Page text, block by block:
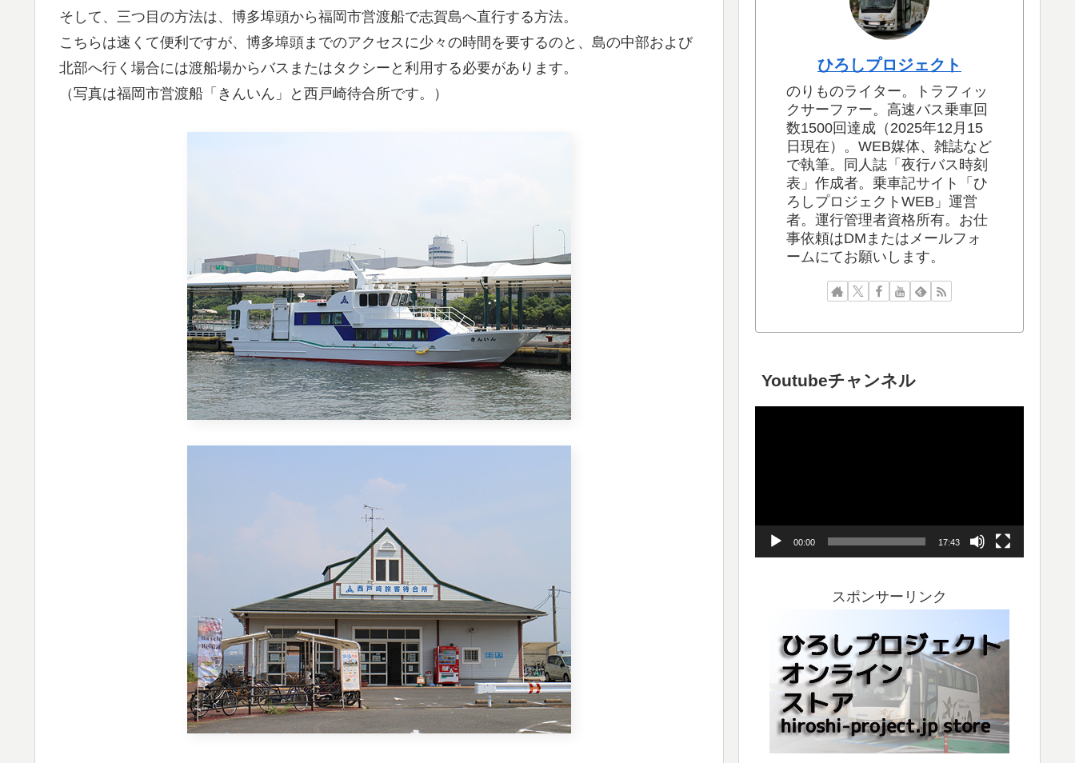
そして、三つ目の方法は、博多埠頭から福岡市営渡船で志賀島へ直行する方法。
こちらは速くて便利ですが、博多埠頭までのアクセスに少々の時間を要するのと、島の中部および
北部へ行く場合には渡船場からバスまたはタクシーと利用する必要があります。
（写真は福岡市営渡船「きんいん」と西戸崎待合所です。）
ひろしプロジェクト
のりものライター。トラフィッ
クサーファー。高速バス乗車回
数1500回達成（2025年12月15
日現在）。WEB媒体、雑誌など
で執筆。同人誌「夜行バス時刻
表」作成者。乗車記サイト「ひ
ろしプロジェクトWEB」運営
者。運行管理者資格所有。お仕
事依頼はDMまたはメールフォ
ームにてお願いします。
Youtubeチャンネル
00:00 17:43
スポンサーリンク